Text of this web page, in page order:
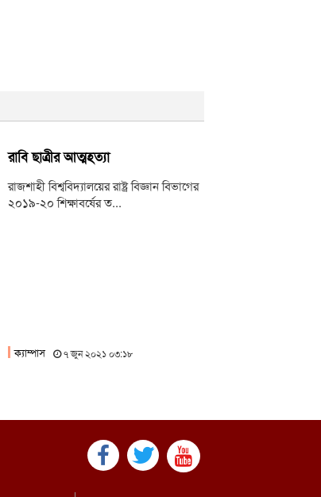
জুলাই’ ঘিরে সংঘর্ষ, আহত
২য় বার্ষিকী উপলক্ষে ইবিতে
পরিণত রাজশাহী ॥ শতাধিক আহত
জাদুঘর উন্মোচন করবে ফ্যাসিবাদের
রাবি ছাত্রীর আত্মহত্যা
রাজশাহী বিশ্ববিদ্যালয়ের রাষ্ট্র বিজ্ঞান বিভাগের
২০১৯-২০ শিক্ষাবর্ষের ত...
ক্যাম্পাস ৭ জুন ২০২১ ০৩:১৮